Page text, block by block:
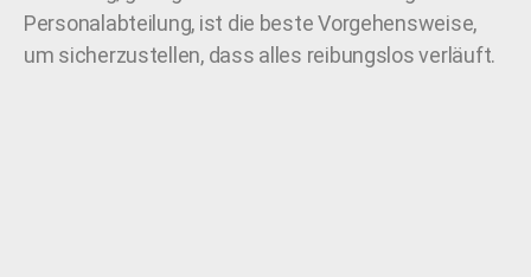
Personalabteilung, ist die beste Vorgehensweise,
um sicherzustellen, dass alles reibungslos verläuft.